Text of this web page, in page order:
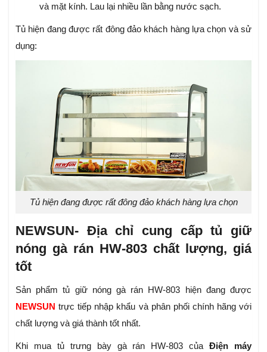
và mặt kính. Lau lại nhiều lần bằng nước sạch.
Tủ hiện đang được rất đông đảo khách hàng lựa chọn và sử
dụng:
Tủ hiện đang được rất đông đảo khách hàng lựa chọn
NEWSUN- Địa chỉ cung cấp tủ giữ
nóng gà rán HW-803 chất lượng, giá
tốt
Sản phẩm tủ giữ nóng gà rán HW-803 hiện đang được
NEWSUNtrực tiếp nhập khẩu và phân phối chính hãng với
chất lượng và giá thành tốt nhất.
Khi mua tủ trưng bày gà rán HW-803 củaĐiện máy